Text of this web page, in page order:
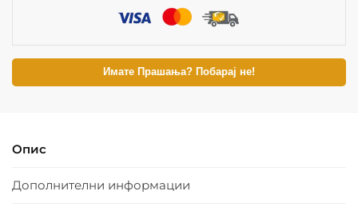
Имате Прашања? Побарај не!
Опис
Дополнителни информации